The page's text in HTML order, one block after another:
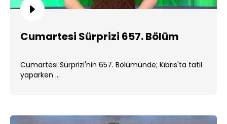
Cumartesi Sürprizi 657. Bölüm
Cumartesi Sürprizi'nin 657. Bölümünde; Kıbrıs'ta tatil
yaparken ...